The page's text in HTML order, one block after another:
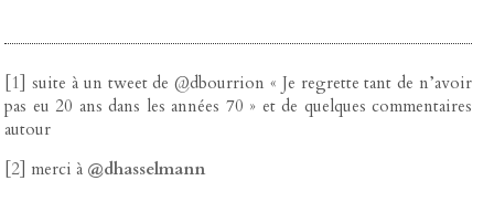
[1]suite à un tweet de @dbourrion « Je regrette tant de n’avoir
pas eu 20 ans dans les années 70 » et de quelques commentaires
autour
2 merci à @dhasselmann